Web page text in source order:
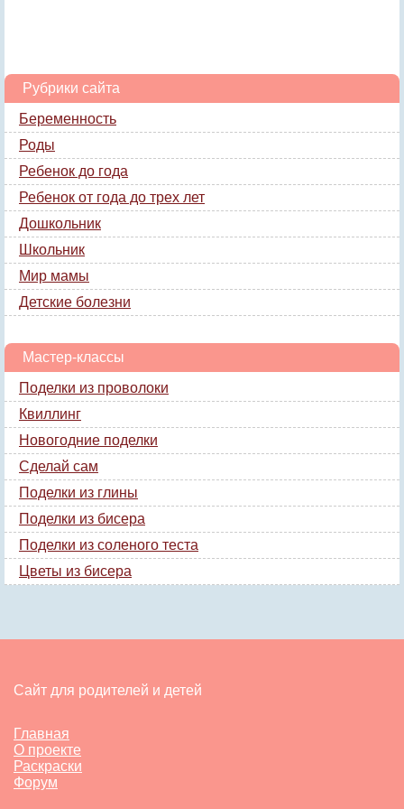
Рубрики сайта
Беременность
Роды
Ребенок до года
Ребенок от года до трех лет
Дошкольник
Школьник
Мир мамы
Детские болезни
Мастер-классы
Поделки из проволоки
Квиллинг
Новогодние поделки
Сделай сам
Поделки из глины
Поделки из бисера
Поделки из соленого теста
Цветы из бисера
Сайт для родителей и детей
Главная
О проекте
Раскраски
Форум